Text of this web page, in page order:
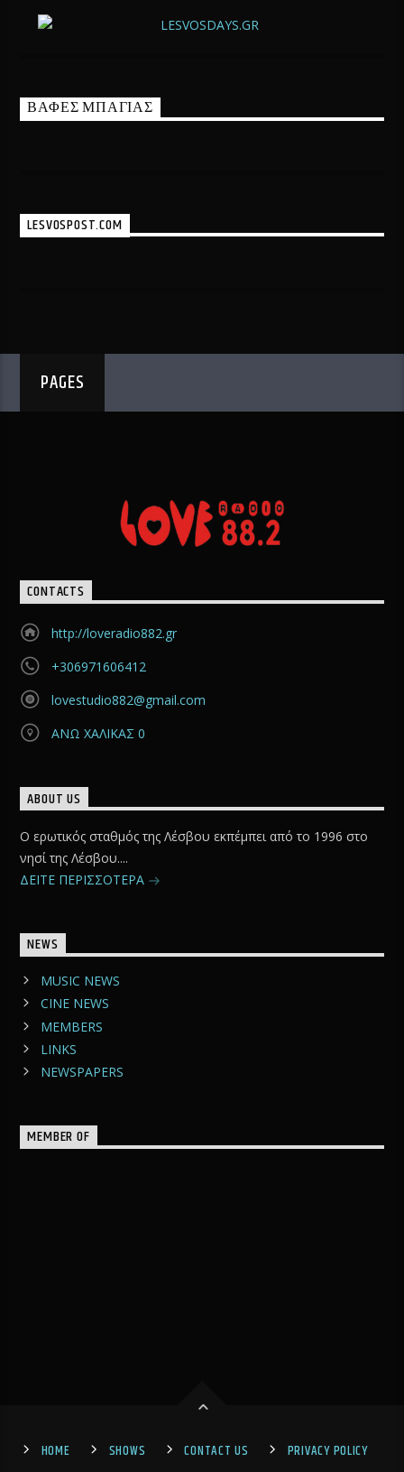
ΒΑΦΕΣ ΜΠΑΓΙΑΣ
LESVOSPOST.COM
PAGES
CONTACTS
http://loveradio882.gr
+306971606412
lovestudio882@gmail.com
ΑΝΩ ΧΑΛΙΚΑΣ 0
ABOUT US
Ο ερωτικός σταθμός της Λέσβου εκπέμπει από το 1996 στο
νησί της Λέσβου....
ΔΕΙΤΕ ΠΕΡΙΣΣΟΤΕΡΑ
NEWS
MUSIC NEWS
CINE NEWS
MEMBERS
LINKS
NEWSPAPERS
MEMBER OF
HOME SHOWS CONTACT US PRIVACY POLICY